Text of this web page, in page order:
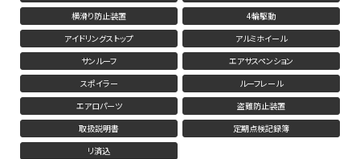
横滑り防止装置
4輪駆動
アイドリングストップ
アルミホイール
サンルーフ
エアサスペンション
スポイラー
ルーフレール
エアロパーツ
盗難防止装置
取扱説明書
定期点検記録簿
リ済込